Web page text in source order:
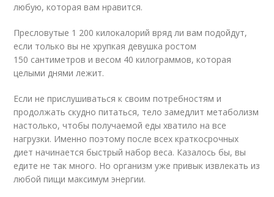
любую, которая вам нравится.
Пресловутые 1 200 килокалорий вряд ли вам подойдут,
если только вы не хрупкая девушка ростом
150 сантиметров и весом 40 килограммов, которая
целыми днями лежит.
Если не прислушиваться к своим потребностям и
продолжать скудно питаться, тело замедлит метаболизм
настолько, чтобы получаемой еды хватило на все
нагрузки. Именно поэтому после всех краткосрочных
диет начинается быстрый набор веса. Казалось бы, вы
едите не так много. Но организм уже привык извлекать из
любой пищи максимум энергии.